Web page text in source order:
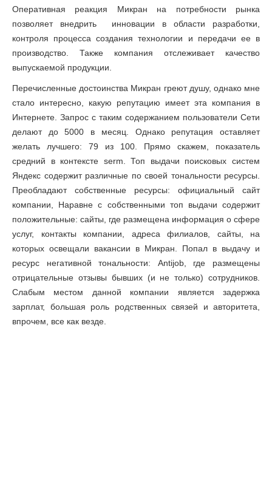
Оперативная реакция Микран на потребности рынка
позволяет внедрить инновации в области разработки,
контроля процесса создания технологии и передачи ее в
производство. Также компания отслеживает качество
выпускаемой продукции.
Перечисленные достоинства Микран греют душу, однако мне
стало интересно, какую репутацию имеет эта компания в
Интернете. Запрос с таким содержанием пользователи Сети
делают до 5000 в месяц. Однако репутация оставляет
желать лучшего: 79 из 100. Прямо скажем, показатель
средний в контексте serm. Топ выдачи поисковых систем
Яндекс содержит различные по своей тональности ресурсы.
Преобладают собственные ресурсы: официальный сайт
компании, Наравне с собственными топ выдачи содержит
положительные: сайты, где размещена информация о сфере
услуг, контакты компании, адреса филиалов, сайты, на
которых освещали вакансии в Микран. Попал в выдачу и
ресурс негативной тональности: Antijob, где размещены
отрицательные отзывы бывших (и не только) сотрудников.
Слабым местом данной компании является задержка
зарплат, большая роль родственных связей и авторитета,
впрочем, все как везде.